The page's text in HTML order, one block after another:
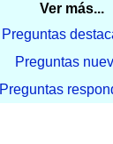
Ver más...
Preguntas
Preguntas
Preguntas